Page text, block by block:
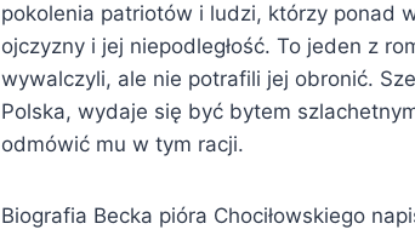
pokolenia patriotów i ludzi, którzy ponad
ojczyzny i jej niepodległość. To jeden z
wywalczyli, ale nie potrafili jej obronić.
Polska, wydaje się być bytem
odmówić mu w tym racji.
Biografia Becka pióra Chociłowskiego